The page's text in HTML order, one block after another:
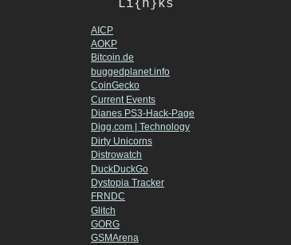
Li{n}ks
AICP
AOKP
Bitcoin.de
buggedplanet.info
CoinGecko
Current Events
Dianes PS3-Hack-Page
Digg.com | Technology
Dirty Unicorns
Distrowatch
DuckDuckGo
Dystopia Tracker
FRNDC
Glitch
GORG
GSMArena